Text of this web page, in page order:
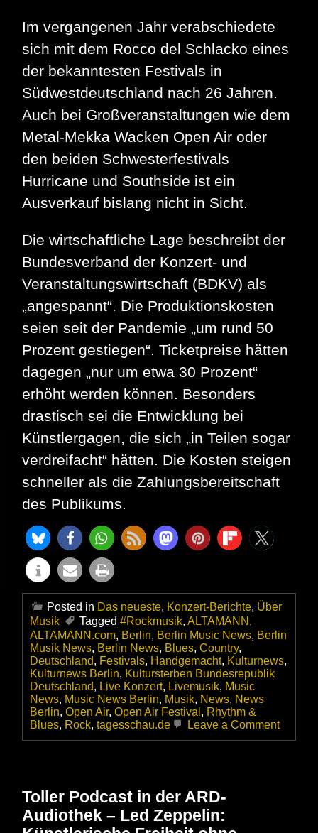
Im vergangenen Jahr verabschiedete
sich mit dem Rocco del Schlacko eines
der bekanntesten Festivals in
Südwestdeutschland nach 26 Jahren.
Auch bei Großveranstaltungen wie dem
Metal-Mekka Wacken Open Air oder
den beiden Schwesterfestivals
Hurricane und Southside ist ein
Ausverkauf bislang nicht in Sicht.
Die wirtschaftliche Lage beschreibt der
Bundesverband der Konzert- und
Veranstaltungswirtschaft (BDKV) als
„angespannt“. Die Produktionskosten
seien seit der Pandemie „um rund 50
Prozent gestiegen“. Ticketpreise hätten
dagegen „nur um etwa 30 Prozent“
erhöht werden können. Besonders
drastisch sei die Entwicklung bei
Künstlergagen, die sich „in Teilen sogar
verdreifacht“ hätten. Die Kosten steigen
schneller als die Zahlungsbereitschaft
des Publikums.
Posted in Das neueste, Konzert-Berichte, Über
Musik
Tagged #Rockmusik, ALTAMANN ,
ALTAMANN.com, Berlin, Berlin Music News, Berlin
Musik News, Berlin News, Blues, Country,
Deutschland, Festivals, Handgemacht, Kulturnews,
Kulturnews Berlin, Kultursterben Bundesrepublik
Deutschland, Live Konzert, Livemusik, Music
News, Music News Berlin, Musik, News, News
Berlin, Open Air, Open Air Festival , Rhythm &
Blues, Rock, tagesschau.de Leave a Commenton
Toller Podcast in der ARD-
Audiothek – Led Zeppelin: